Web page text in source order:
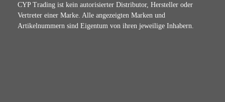
CYP Trading ist kein autorisierter Distributor, Hersteller oder
Vertreter einer Marke. Alle angezeigten Marken und
Artikelnummern sind Eigentum von ihren jeweilige Inhabern.